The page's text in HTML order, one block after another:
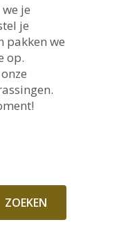
je
je
pakken we
op.
ZOEKEN